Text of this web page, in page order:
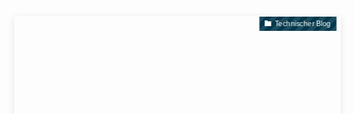
Technischer Blog